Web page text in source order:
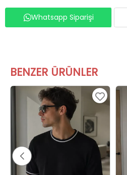
Whatsapp Siparişi
BENZER ÜRÜNLER